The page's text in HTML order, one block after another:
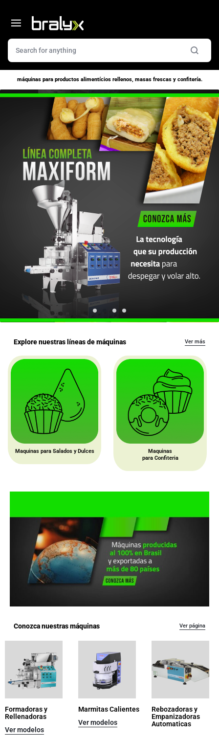
máquinas para productos alimentícios rellenos, masas frescas y confitería.
Explore nuestras líneas de máquinas Ver más
Maquinas para Salados y Dulces
Maquinas
para Confiteria
Conozca nuestras máquinas Ver página
Formadoras y
Rellenadoras
Ver modelos
Marmitas Calientes
Ver modelos
Rebozadoras y
Empanizadoras
Automaticas